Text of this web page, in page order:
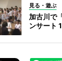
見る・遊ぶ
加古川で
ンサート